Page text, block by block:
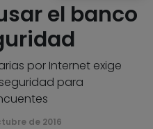
el banco
por Internet exige
para
de 2016